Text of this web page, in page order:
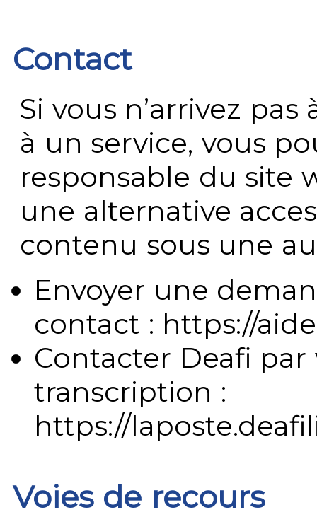
Contact
Si vous n’arrivez
à un service, vous
responsable du site
une alternative
contenu sous une
Envoyer une
contact : https://
Contacter Deafi
transcription :
https://
Voies de recours